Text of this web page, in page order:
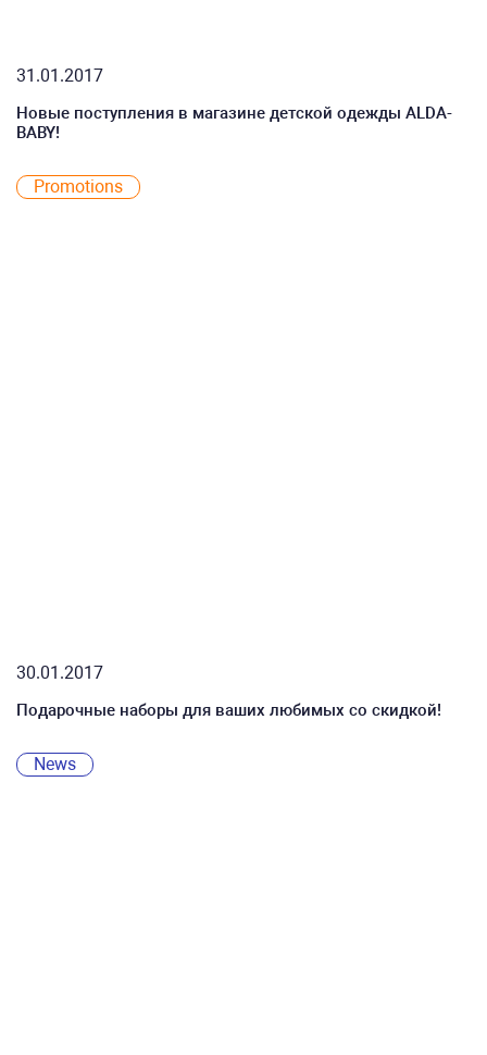
31.01.2017
Новые поступления в магазине детской одежды ALDA-
BABY!
Promotions
30.01.2017
Подарочные наборы для ваших любимых со скидкой!
News